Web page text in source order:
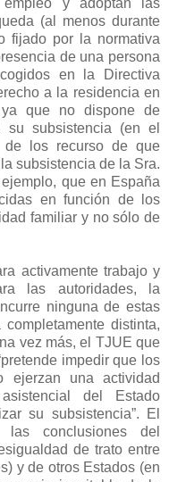
(al menos durante
fijado por la normativa
de una persona
en la Directiva
a la residencia en
que no dispone de
su subsistencia (en el
los recurso de que
subsistencia de la Sra.
que en España
en función de los
familiar y no sólo de
activamente trabajo y
las autoridades, la
ninguna de estas
distinta,
vez más, el TJUE que
impedir que los
una actividad
del Estado
su subsistencia”. El
las conclusiones del
de trato entre
y de otros Estados (en